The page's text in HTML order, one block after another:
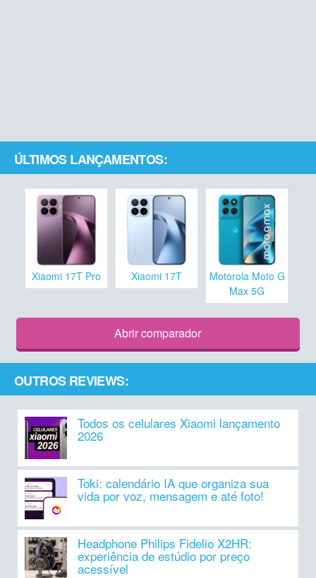
ÚLTIMOS LANÇAMENTOS:
Xiaomi 17T Pro Xiaomi 17T
Motorola Moto G
Max 5G
Abrir comparador
OUTROS REVIEWS:
Todos os celulares Xiaomi lançamento
2026
Toki: calendário IA que organiza sua
vida por voz, mensagem e até foto!
Headphone Philips Fidelio X2HR:
experiência de estúdio por preço
acessível